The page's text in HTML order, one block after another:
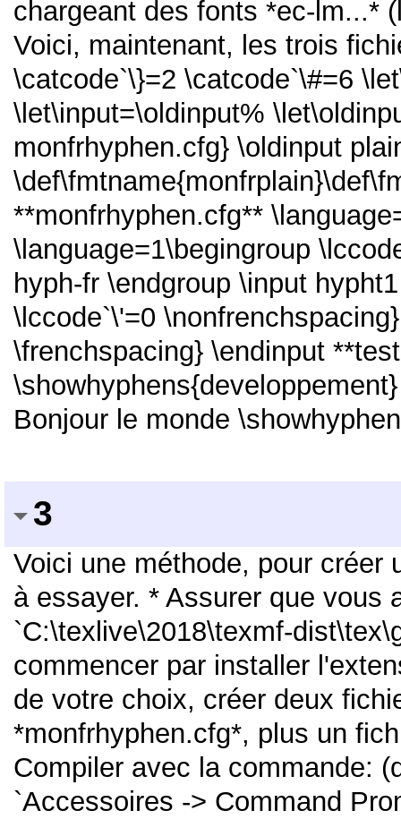
chargeant des fonts *ec-lm...*
Voici, maintenant, les trois
\catcode`\}=2 \catcode`\#=6
\let\input=\oldinput%
monfrhyphen.cfg} \oldinput
**monfrhyphen.cfg**
\language=1\begingroup
hyph-fr \endgroup \input
\lccode`\'=0
\frenchspacing} \endinput
Bonjour le monde
3
Voici une méthode, pour créer
à essayer. * Assurer que vous
`C:\texlive\2018\texmf-
commencer par installer
de votre choix, créer deux
*monfrhyphen.cfg*, plus un
Compiler avec la commande:
`Accessoires -> Command